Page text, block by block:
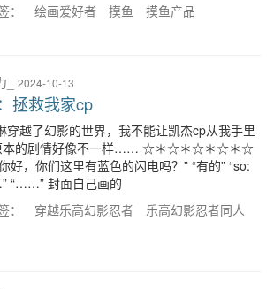
： 绘画爱好者 摸鱼 摸鱼产品
2024-10-13
拯救我家cp
穿越了幻影的世界，我不能让凯杰cp从我手里
本的剧情好像不一样…… ☆＊☆＊☆＊☆＊☆
，你们这里有蓝色的闪电吗？” “有的” “so:
“……” 封面自己画的
： 穿越乐高幻影忍者
乐高幻影忍者同人